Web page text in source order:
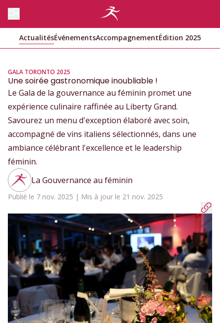
ActualitésÉvénementsAccompagnementÉdition 2025
GALA TORONTO 2025
Une soirée gastronomique inoubliable !
Le Gala de la gouvernance au féminin promet une
expérience culinaire raffinée au Liberty Grand.
Savourez un menu d'exception élaboré avec soin,
accompagné de vins italiens sélectionnés, dans une
ambiance célébrant l'excellence et le leadership
féminin.
La Gouvernance au féminin
Publié le 7 nov. 2025 | Mis à jour le 21 nov. 2025